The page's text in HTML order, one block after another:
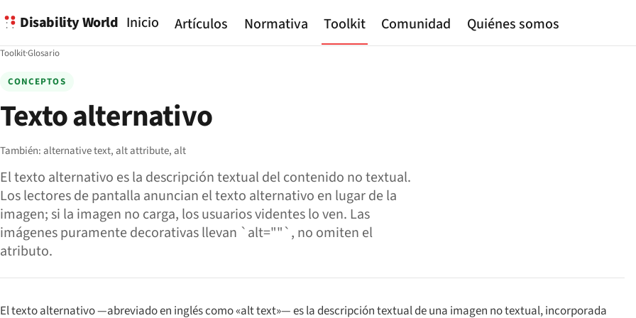
Disability World Inicio Artículos Normativa Toolkit Comunidad Quiénes somos
Toolkit·Glosario
CONCEPTOS
Texto alternativo
También:alternative text,alt attribute,alt
El texto alternativo es la descripción textual del contenido no textual.
Los lectores de pantalla anuncian el texto alternativo en lugar de la
imagen; si la imagen no carga, los usuarios videntes lo ven. Las
imágenes puramente decorativas llevan `alt=""`, no omiten el
atributo.
El texto alternativo —abreviado en inglés como «alt text»— es la descripción textual de una imagen no textual, incorporada